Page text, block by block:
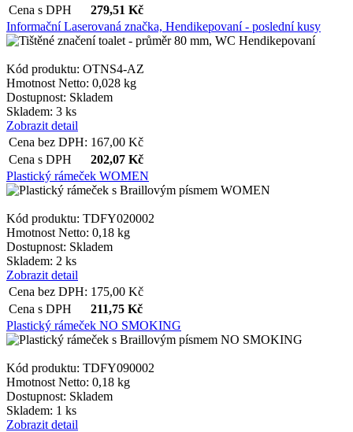
Cena s DPH
279,51 Kč
Informační Laserovaná značka, Hendikepovaní - poslední kusy
Kód produktu: OTNS4-AZ
Hmotnost Netto: 0,028 kg
Dostupnost: Skladem
Skladem: 3 ks
Zobrazit detail
Cena bez DPH: 167,00 Kč
Cena s DPH
202,07 Kč
Plastický rámeček WOMEN
Kód produktu: TDFY020002
Hmotnost Netto: 0,18 kg
Dostupnost: Skladem
Skladem: 2 ks
Zobrazit detail
Cena bez DPH: 175,00 Kč
Cena s DPH
211,75 Kč
Plastický rámeček NO SMOKING
Kód produktu: TDFY090002
Hmotnost Netto: 0,18 kg
Dostupnost: Skladem
Skladem: 1 ks
Zobrazit detail